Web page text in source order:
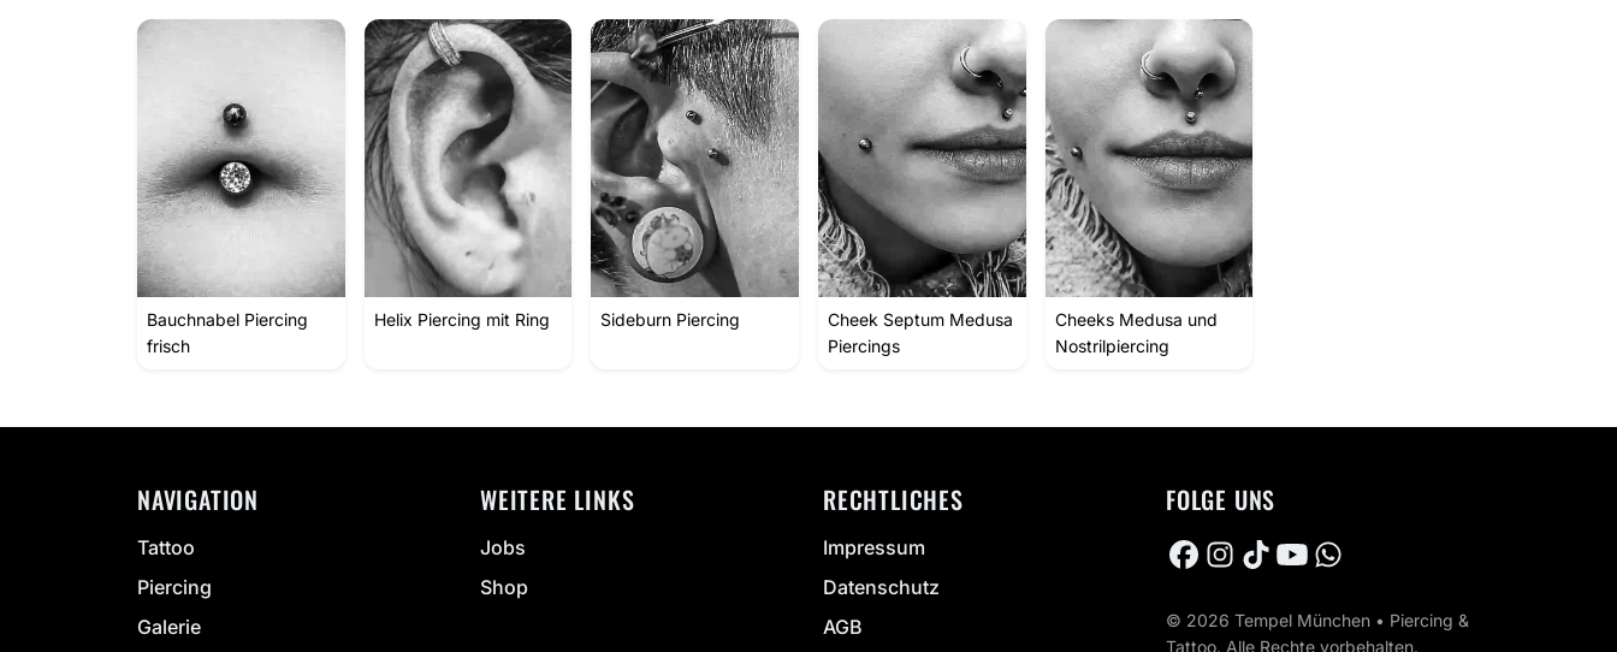
Bauchnabel Piercing
frisch
Helix Piercing mit Ring Sideburn Piercing
Cheek Septum Medusa
Piercings
Cheeks Medusa und
Nostrilpiercing
NAVIGATION
Tattoo
Piercing
Galerie
WEITERE LINKS
Jobs
Shop
RECHTLICHES
Impressum
Datenschutz
AGB
FOLGE UNS
© 2026 Tempel München • Piercing &
Tattoo. Alle Rechte vorbehalten.